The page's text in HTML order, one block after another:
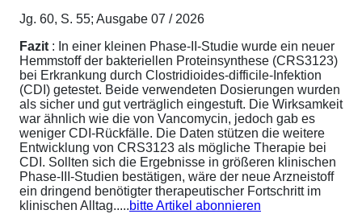
Jg. 60, S. 55; Ausgabe 07 / 2026
Fazit : In einer kleinen Phase-II-Studie wurde ein neuer
Hemmstoff der bakteriellen Proteinsynthese (CRS3123)
bei Erkrankung durch Clostridioides-difficile-Infektion
(CDI) getestet. Beide verwendeten Dosierungen wurden
als sicher und gut verträglich eingestuft. Die Wirksamkeit
war ähnlich wie die von Vancomycin, jedoch gab es
weniger CDI-Rückfälle. Die Daten stützen die weitere
Entwicklung von CRS3123 als mögliche Therapie bei
CDI. Sollten sich die Ergebnisse in größeren klinischen
Phase-III-Studien bestätigen, wäre der neue Arzneistoff
ein dringend benötigter therapeutischer Fortschritt im
klinischen Alltag.....bitte Artikel abonnieren